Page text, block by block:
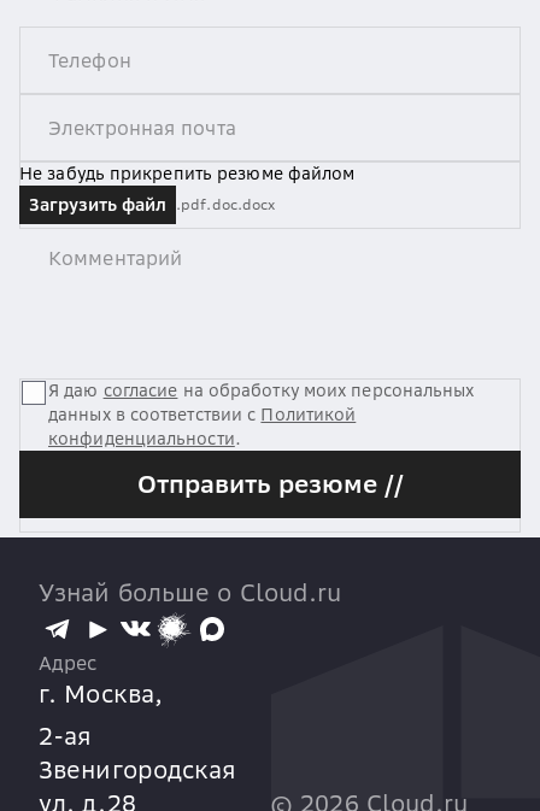
Не забудь прикрепить резюме файлом
Загрузить файл
.pdf.doc.docx
Я даю согласие на обработку моих персональных
данных в соответствии с Политикой
конфиденциальности.
Отправить резюме //
Узнай больше о Cloud.ru
© 2026 Cloud.ru
Адрес
г. Москва,
2-ая
Звенигородская
ул. д.28